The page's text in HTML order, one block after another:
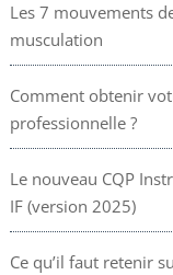
Les 7 mouvements
musculation
Comment obtenir
professionnelle ?
Le nouveau CQP
IF (version 2025)
Ce qu’il faut retenir